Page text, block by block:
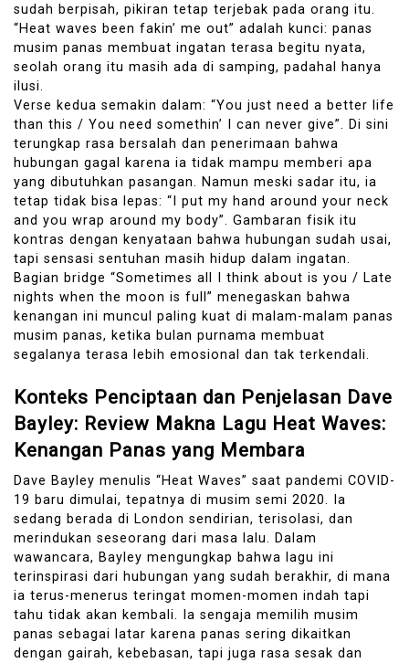
sudah berpisah, pikiran tetap terjebak pada orang itu.
“Heat waves been fakin’ me out” adalah kunci: panas
musim panas membuat ingatan terasa begitu nyata,
seolah orang itu masih ada di samping, padahal hanya
ilusi.
Verse kedua semakin dalam: “You just need a better life
than this / You need somethin’ I can never give”. Di sini
terungkap rasa bersalah dan penerimaan bahwa
hubungan gagal karena ia tidak mampu memberi apa
yang dibutuhkan pasangan. Namun meski sadar itu, ia
tetap tidak bisa lepas: “I put my hand around your neck
and you wrap around my body”. Gambaran fisik itu
kontras dengan kenyataan bahwa hubungan sudah usai,
tapi sensasi sentuhan masih hidup dalam ingatan.
Bagian bridge “Sometimes all I think about is you / Late
nights when the moon is full” menegaskan bahwa
kenangan ini muncul paling kuat di malam-malam panas
musim panas, ketika bulan purnama membuat
segalanya terasa lebih emosional dan tak terkendali.
Konteks Penciptaan dan Penjelasan Dave
Bayley: Review Makna Lagu Heat Waves:
Kenangan Panas yang Membara
Dave Bayley menulis “Heat Waves” saat pandemi COVID-
19 baru dimulai, tepatnya di musim semi 2020. Ia
sedang berada di London sendirian, terisolasi, dan
merindukan seseorang dari masa lalu. Dalam
wawancara, Bayley mengungkap bahwa lagu ini
terinspirasi dari hubungan yang sudah berakhir, di mana
ia terus-menerus teringat momen-momen indah tapi
tahu tidak akan kembali. Ia sengaja memilih musim
panas sebagai latar karena panas sering dikaitkan
dengan gairah, kebebasan, tapi juga rasa sesak dan